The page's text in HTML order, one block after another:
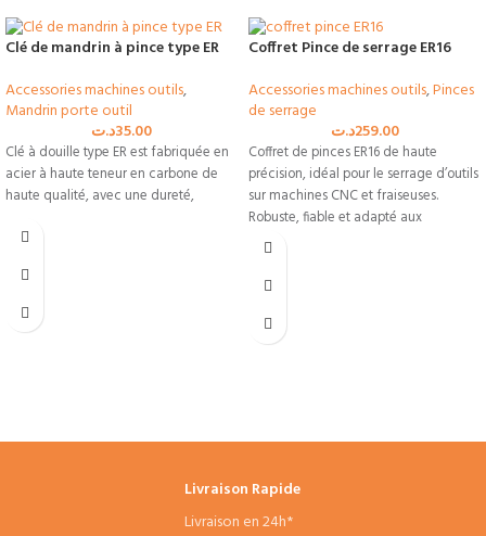
Clé de mandrin à pince type ER
Accessories machines outils,
Mandrin porte outil
35.00د.ت
Clé à douille type ER est fabriquée en
acier à haute teneur en carbone de
haute qualité, avec une dureté,
Coffret Pince de serrage ER16
Accessories machines outils,Pinces
de serrage
259.00د.ت
Coffret de pinces ER16 de haute
précision, idéal pour le serrage d’outils
sur machines CNC et fraiseuses.
Robuste, fiable et adapté aux
professionnels de l’usinage en Tunisie.
Livraison Rapide
Livraison en 24h*